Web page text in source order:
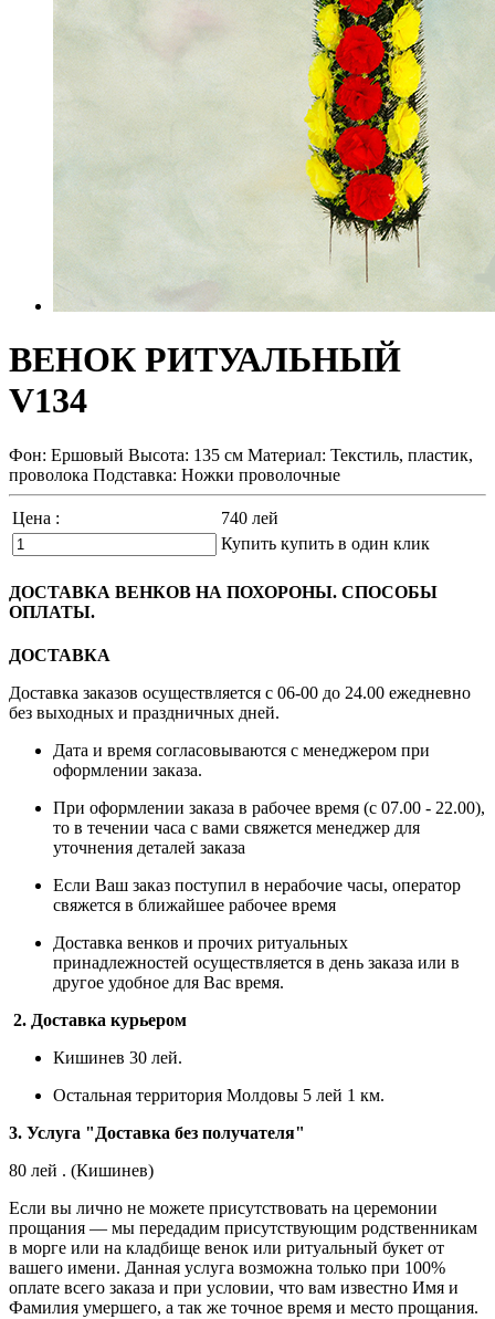
ВЕНОК РИТУАЛЬНЫЙ
V134
Фон: Ершовый Высота: 135 см Материал: Текстиль, пластик,
проволока Подставка: Ножки проволочные
Цена : 740 лей
Купить купить в один клик
ДОСТАВКА ВЕНКОВ НА ПОХОРОНЫ. СПОСОБЫ
ОПЛАТЫ.
ДОСТАВКА
Доставка заказов осуществляется с 06-00 до 24.00 ежедневно
без выходных и праздничных дней.
Дата и время согласовываются с менеджером при
оформлении заказа.
При оформлении заказа в рабочее время (с 07.00 - 22.00),
то в течении часа с вами свяжется менеджер для
уточнения деталей заказа
Если Ваш заказ поступил в нерабочие часы, оператор
свяжется в ближайшее рабочее время
Доставка венков и прочих ритуальных
принадлежностей осуществляется в день заказа или в
другое удобное для Вас время.
2. Доставка курьером
Кишинев 30 лей.
Остальная территория Молдовы 5 лей 1 км.
3. Услуга "Доставка без получателя"
80 лей . (Кишинев)
Если вы лично не можете присутствовать на церемонии
прощания — мы передадим присутствующим родственникам
в морге или на кладбище венок или ритуальный букет от
вашего имени. Данная услуга возможна только при 100%
оплате всего заказа и при условии, что вам известно Имя и
Фамилия умершего, а так же точное время и место прощания.